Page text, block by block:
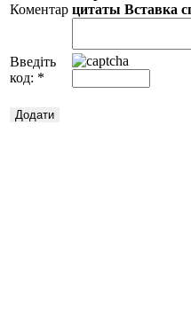
Коментар цитаты Вставка
Введіть
код: *